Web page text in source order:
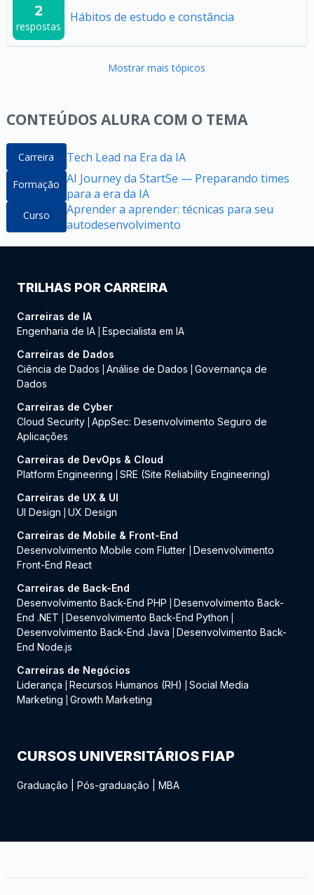
2
respostas
Hábitos de estudo e constância
Mostrar mais tópicos
CONTEÚDOS ALURA COM O TEMA
Carreira Tech Lead na Era da IA
Formação AI Journey da StartSe — Preparando times
para a era da IA
Curso
Aprender a aprender: técnicas para seu
autodesenvolvimento
TRILHAS POR CARREIRA
Carreiras de IA
Engenharia de IA Especialista em IA
Carreiras de Dados
Ciência de Dados
Análise de Dados
Governança de
Dados
Carreiras de Cyber
Cloud Security AppSec: Desenvolvimento Seguro de
Aplicações
Carreiras de DevOps & Cloud
Platform Engineering
SRE (Site Reliability Engineering)
Carreiras de UX & UI
UI Design
UX Design
Carreiras de Mobile & Front-End
Desenvolvimento Mobile com Flutter
Desenvolvimento
Front-End React
Carreiras de Back-End
Desenvolvimento Back-End PHP
Desenvolvimento Back-
End .NET
Desenvolvimento Back-End Python
Desenvolvimento Back-End Java
Desenvolvimento Back-
End Node.js
Carreiras de Negócios
Liderança
Recursos Humanos (RH)
Social Media
Marketing
Growth Marketing
CURSOS UNIVERSITÁRIOS FIAP
Graduação Pós-graduação MBA